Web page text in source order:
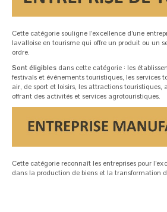
Cette catégorie souligne l’excellence d’une
lavalloise en tourisme qui offre un produit ou un
ordre.
Sont éligibles dans cette catégorie : les
festivals et événements touristiques, les services
air, de sport et loisirs, les attractions touristiques,
offrant des activités et services agrotouristiques.
Cette catégorie reconnaît les entreprises pour
dans la production de biens et la transformation